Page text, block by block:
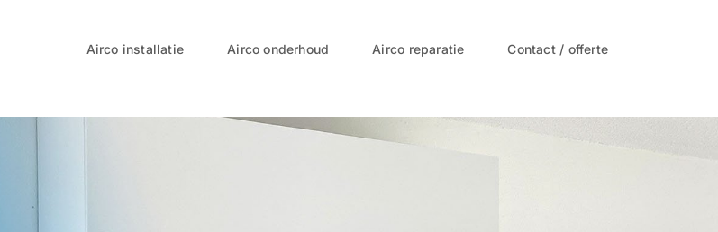
Airco installatie Airco onderhoud Airco reparatie Contact / offerte